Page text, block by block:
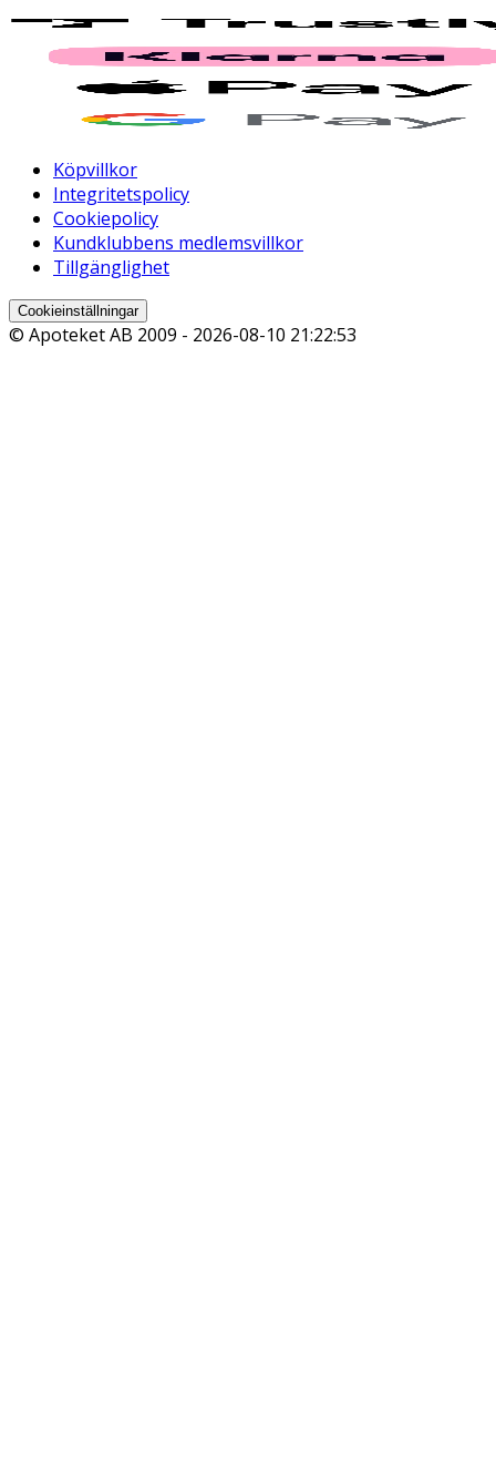
Köpvillkor
Integritetspolicy
Cookiepolicy
Kundklubbens medlemsvillkor
Tillgänglighet
Cookieinställningar
© Apoteket AB 2009 - 2026-08-10 21:22:53